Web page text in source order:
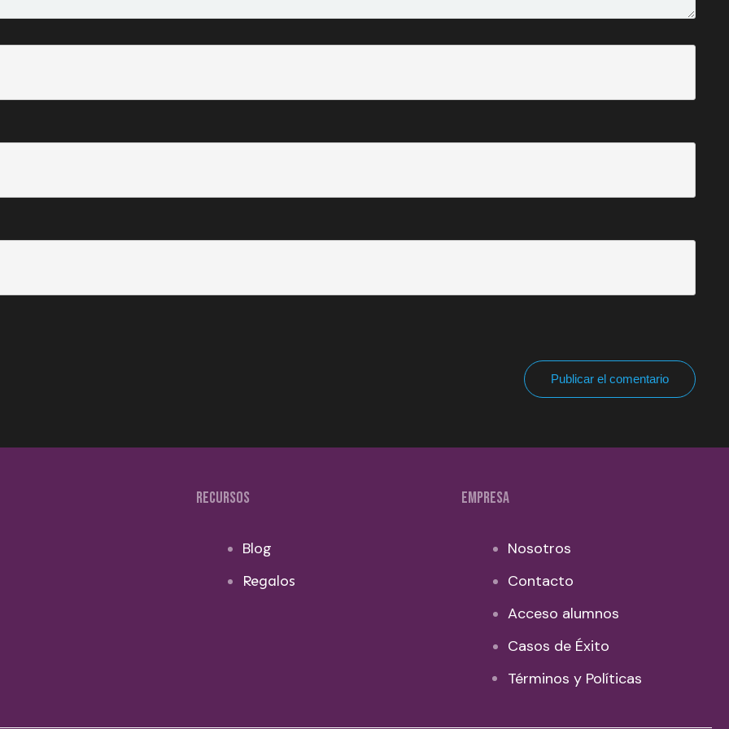
Publicar el comentario
RECURSOS
Blog
Regalos
EMPRESA
Nosotros
Contacto
Acceso alumnos
Casos de Éxito
Términos y Políticas